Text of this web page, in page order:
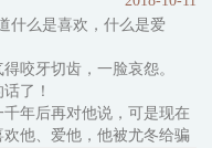
什么是喜欢，什么是爱
咬牙切齿，一脸哀怨。
了！
年后再对他说，可是现在
他、爱他，他被尤冬给骗